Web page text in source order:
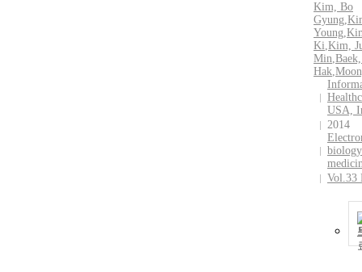
Kim, Bo
Gyung,
Young,
Ki,Kim,
Min,
Hak,
USA,
2014
Vol.33